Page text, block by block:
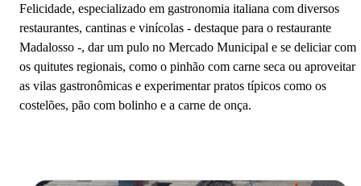
Felicidade, especializado em gastronomia italiana com diversos
restaurantes, cantinas e vinícolas - destaque para o restaurante
Madalosso -, dar um pulo no Mercado Municipal e se deliciar com
os quitutes regionais, como o pinhão com carne seca ou aproveitar
as vilas gastronômicas e experimentar pratos típicos como os
costelões, pão com bolinho e a carne de onça.